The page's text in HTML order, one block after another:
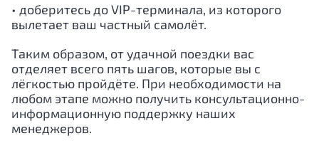
• доберитесь до VIP-терминала, из которого
вылетает ваш частный самолёт.
Таким образом, от удачной поездки вас
отделяет всего пять шагов, которые вы с
лёгкостью пройдёте. При необходимости на
любом этапе можно получить консультационно-
информационную поддержку наших
менеджеров.